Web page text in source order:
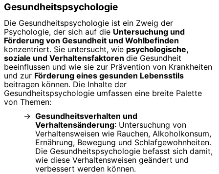
Gesundheitspsychologie
Die Gesundheitspsychologie ist ein Zweig der
Psychologie, der sich auf die Untersuchung und
Förderung von Gesundheit und Wohlbefinden
konzentriert. Sie untersucht, wie psychologische,
soziale und Verhaltensfaktoren die Gesundheit
beeinflussen und wie sie zur Prävention von Krankheiten
und zur Förderung eines gesunden Lebensstils
beitragen können. Die Inhalte der
Gesundheitspsychologie umfassen eine breite Palette
von Themen:
Gesundheitsverhalten und
Verhaltensänderung: Untersuchung von
Verhaltensweisen wie Rauchen, Alkoholkonsum,
Ernährung, Bewegung und Schlafgewohnheiten.
Die Gesundheitspsychologie befasst sich damit,
wie diese Verhaltensweisen geändert und
verbessert werden können.